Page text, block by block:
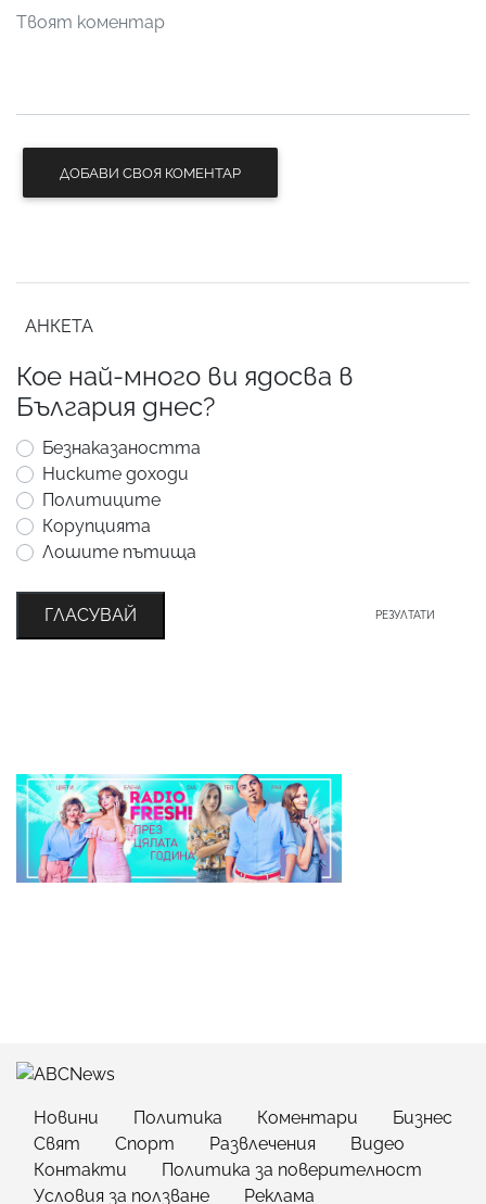
ДОБАВИ СВОЯ КОМЕНТАР
АНКЕТА
Кое най-много ви ядосва в
България днес?
Безнаказаността
Ниските доходи
Политиците
Корупцията
Лошите пътища
ГЛАСУВАЙ РЕЗУЛТАТИ
Новини Политика Коментари
Бизнес
Свят
Спорт Развлечения
Видео
Контакти
Политика за поверителност
Условия за ползване
Реклама